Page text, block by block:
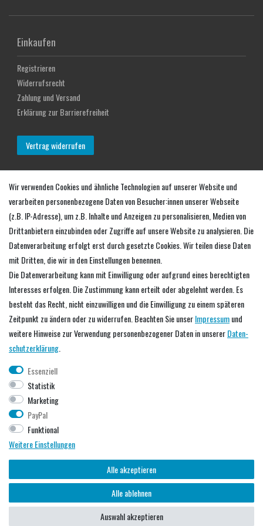
Einkaufen
Registrieren
Widerrufsrecht
Zahlung und Versand
Erklärung zur Barrierefreiheit
Vertrag widerrufen
Login
Warenkorb
Zur Kasse
Service
Händler werden
Downloads
Predax Blog
Unternehmen
Über uns
Datenschutzerklärung
AGB
Impressum
© Copyright 2026 | Alle Rechte vorbehalten.
Wir verwenden Cookies und ähnliche Technologien auf unserer Website und
verarbeiten personenbezogene Daten von Besucher:innen unserer Webseite
(z.B. IP-Adresse), um z.B. Inhalte und Anzeigen zu personalisieren, Medien von
Drittanbietern einzubinden oder Zugriffe auf unsere Website zu analysieren. Die
Datenverarbeitung erfolgt erst durch gesetzte Cookies. Wir teilen diese Daten
mit Dritten, die wir in den Einstellungen benennen.
Die Datenverarbeitung kann mit Einwilligung oder aufgrund eines berechtigten
Interesses erfolgen. Die Zustimmung kann erteilt oder abgelehnt werden. Es
besteht das Recht, nicht einzuwilligen und die Einwilligung zu einem späteren
Zeitpunkt zu ändern oder zu widerrufen. Beachten Sie unserImpressumund
weitere Hinweise zur Verwendung personenbezogener Daten in unsererDaten­
schutz­erklärung
Essenziell
Statistik
Marketing
PayPal
Funktional
Weitere Einstellungen
Alle akzeptieren
Alle ablehnen
Auswahl akzeptieren